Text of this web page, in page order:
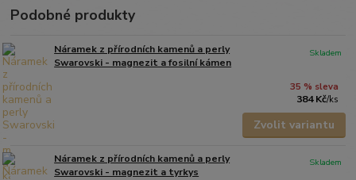
Podobné produkty
Náramek z přírodních kamenů a perly
Swarovski - magnezit a fosilní kámen
35 % sleva
384 Kč/ks
Skladem
Zvolit variantu
Náramek z přírodních kamenů a perly
Swarovski - magnezit a tyrkys
Skladem